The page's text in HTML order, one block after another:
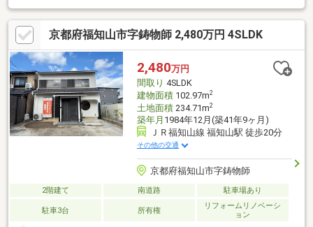
ムライフ福知山中央店では福知山市・綾部市を中心に、地域密着
ナンバー１を目指しています！○家を買いたい・売りたい・リフ
ォームしたいお客様にたくさんの情報を迅速に提供いたします！
○物件情報・住宅ローンetc...どんな事でもお気軽にご相談くださ
い！○見るだけOK!聞くだけOK!ご相談は無料です！ご来店、お問
い合わせをお待ちしております♪
京都府福知山市字鋳物師 2,480万円 4SLDK
2,480万円
間取り 4SLDK
建物面積102.97m2
土地面積234.71m2
築年月 1984年12月(築41年9ヶ月)
ＪＲ福知山線 福知山駅 徒歩20分
その他の交通
京都府福知山市字鋳物師
2階建て 南道路 駐車場あり
駐車3台 所有権
リフォームリノベーシ
ョン